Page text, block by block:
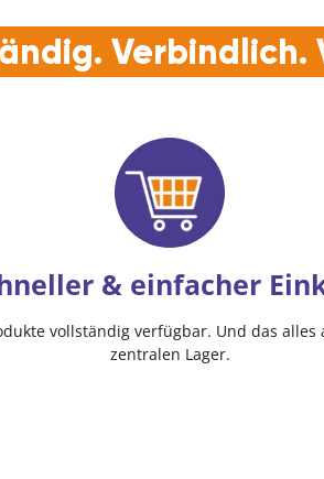
Verbindlich.
& einfacher
vollständig verfügbar. Und das alles
zentralen Lager.